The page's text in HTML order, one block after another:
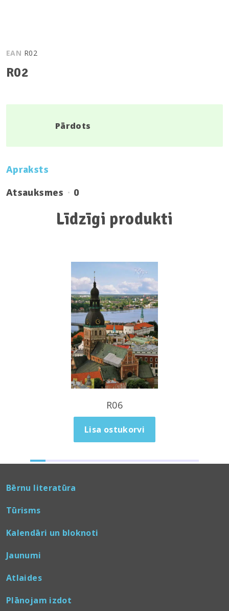
EAN R02
R02
Pārdots
Apraksts
Atsauksmes
0
Līdzīgi produkti
1.00€
R06
Lisa ostukorvi
Bērnu literatūra
Tūrisms
Kalendāri un bloknoti
Jaunumi
Atlaides
Plānojam izdot